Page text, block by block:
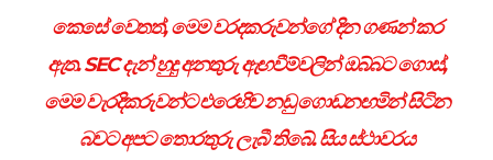
කෙසේ වෙතත්, මෙම වරදකරුවන්ගේ දින ගණන් කර
ඇත. SEC දැන් හුදු අනතුරු ඇඟවීම්වලින් ඔබ්බට ගොස්,
මෙම වැරදිකරුවන්ට එරෙහිව නඩු ගොඩනඟමින් සිටින
බවට අපට තොරතුරු ලැබී තිබේ. සිය ස්ථාවරය